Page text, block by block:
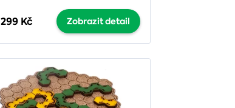
299 Kč Zobrazit detail